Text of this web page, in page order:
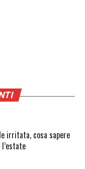
irritata, cosa sapere